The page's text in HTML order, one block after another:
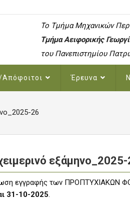
To Τμήμα Μηχανικών
Τμήμα Αειφορικής
του Πανεπιστημίου
Έρευνα
26
εξάμηνο_2025-
εγγραφής των ΠΡΟΠΤΥΧΙΑΚΩΝ
31-10-2025.